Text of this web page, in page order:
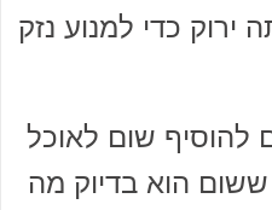
כדי למנוע נזק
להוסיף שום לאוכל
הוא בדיוק מה